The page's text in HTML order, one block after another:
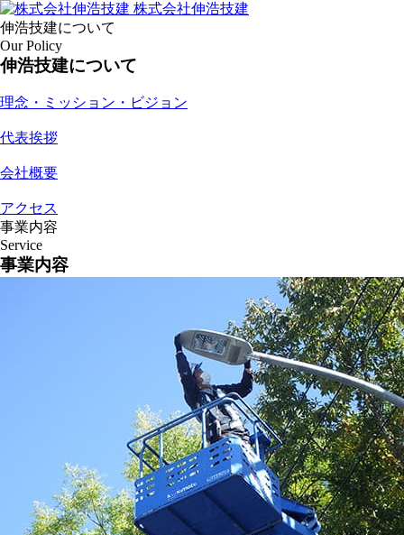
株式会社伸浩技建
伸浩技建について
Our Policy
伸浩技建について
理念・ミッション・ビジョン
代表挨拶
会社概要
アクセス
事業内容
Service
事業内容